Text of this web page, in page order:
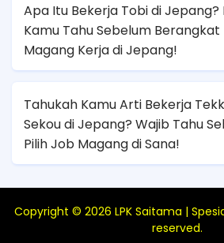
Apa Itu Bekerja Tobi di Jepang?
Kamu Tahu Sebelum Berangkat
Magang Kerja di Jepang!
Tahukah Kamu Arti Bekerja
Sekou di Jepang? Wajib Tahu
Pilih Job Magang di Sana!
Copyright © 2026 LPK Saitama |
reserved.